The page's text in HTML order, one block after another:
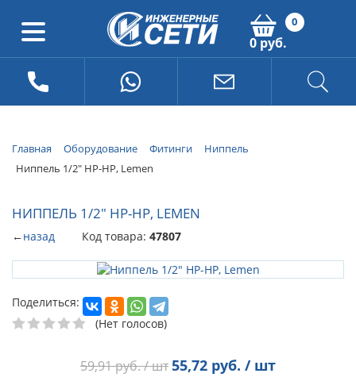
0
0 руб.
Главная Оборудование Фитинги
Ниппель
Ниппель 1/2" НР-НР, Lemen
НИППЕЛЬ 1/2" НР-НР, LEMEN
←назад Код товара: 47807
Поделиться:
(Нет голосов)
59,91руб. / шт55,72 руб. / шт